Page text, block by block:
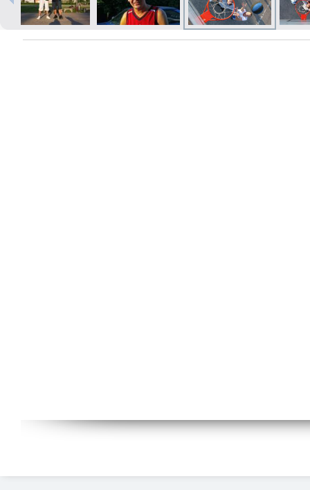
Печать в течение 1 часа в Риге –